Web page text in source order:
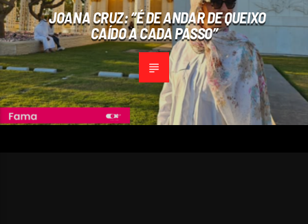
JOANA CRUZ: “É DE ANDAR DE QUEIXO
CAÍDO A CADA PASSO”